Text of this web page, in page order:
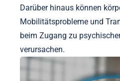
Darüber hinaus können
Mobilitätsprobleme und
beim Zugang zu
verursachen.